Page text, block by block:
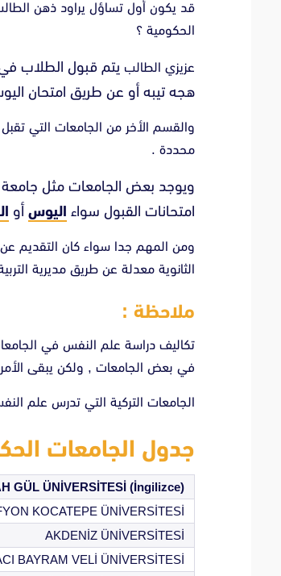
قد يكون أول تساؤل يراود ذهن
الحكومية ؟
عزيزي الطالب يتم قبول الطلاب
هجه تيبه أو عن طريق امتحان
والقسم الأخر من الجامعات التي
محددة .
ويوجد بعض الجامعات مثل جامعة
امتحانات القبول سواء اليوس أو
ومن المهم جدا سواء كان التقديم
الثانوية معدلة عن طريق مديرية
ملاحظة :
في بعض الجامعات , ولكن يبقى
الجامعات التركية التي تدرس علم النفس
جدول الجامعات
GÜL ÜNİVERSİTESİ (İngilizce)
KOCATEPE ÜNİVERSİTESİ
AKDENİZ ÜNİVERSİTESİ
BAYRAM VELİ ÜNİVERSİTESİ